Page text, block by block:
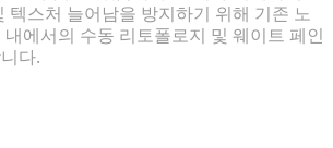
텍스처 늘어남을 방지하기 위해 기존 노
에서의 수동 리토폴로지 및 웨이트 페인
다.